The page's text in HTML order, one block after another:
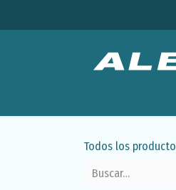
Todos los